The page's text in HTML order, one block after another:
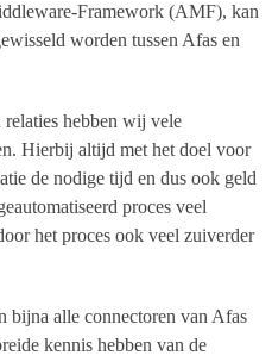
Framework (AMF), kan
worden tussen Afas en
hebben wij vele
Hierbij altijd met het doel voor
de nodige tijd en dus ook geld
proces veel
het proces ook veel zuiverder
bijna alle connectoren van Afas
kennis hebben van de